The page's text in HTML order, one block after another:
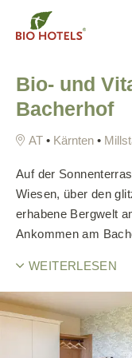
Bio- und
Bacherhof
• Kärnten •
Auf der
Wiesen, über den
erhabene Bergwelt
Ankommen am
WEITERLESEN